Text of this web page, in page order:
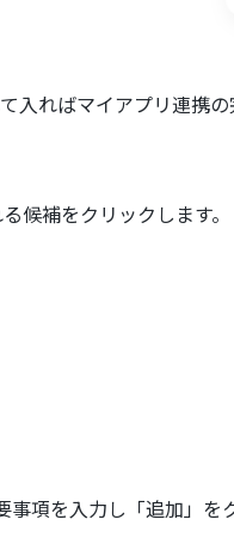
入ればマイアプリ連携
候補をクリックします。
事項を入力し「追加」を